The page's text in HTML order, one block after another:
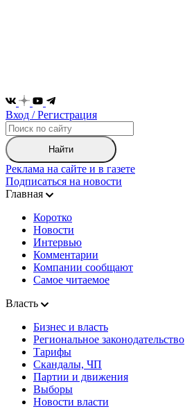
Вход / Регистрация
Найти
Реклама на сайте и в газете
Подписаться на новости
Главная
Коротко
Новости
Интервью
Комментарии
Компании сообщают
Самое читаемое
Власть
Бизнес и власть
Региональное законодательство
Тарифы
Скандалы, ЧП
Партии и движения
Выборы
Новости власти